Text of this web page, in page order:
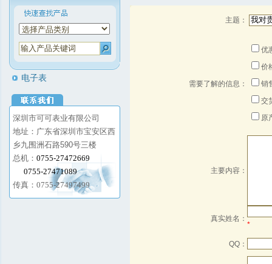
电子表
深圳市可可表业有限公司
地址：广东省深圳市宝安区西
乡九围洲石路590号三楼
总机： 0755-27472669
0755-27471089
传真： 0755-27497499
主题：
需要了解的信息：
优
价
销
交
原
主要内容：
真实姓名：
*
QQ：